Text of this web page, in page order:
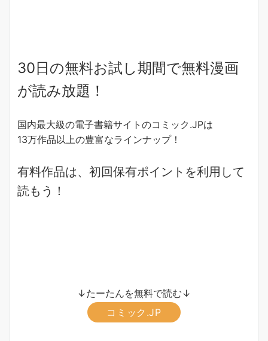
30日の無料お試し期間で無料漫画
が読み放題！
国内最大級の電子書籍サイトのコミック.JPは
13万作品以上の豊富なラインナップ！
有料作品は、初回保有ポイントを利用して
読もう！
↓たーたんを無料で読む↓
コミック.JP